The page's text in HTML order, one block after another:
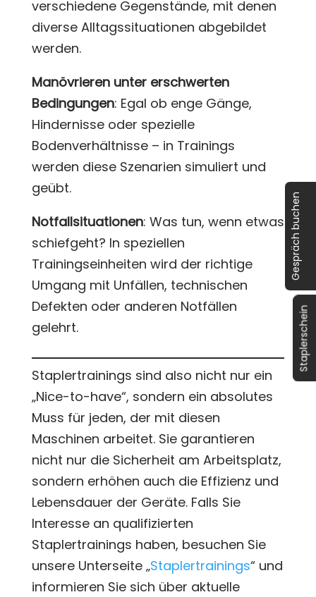
verschiedene Gegenstände, mit denen
diverse Alltagssituationen abgebildet
werden.
Manövrieren unter erschwerten
Bedingungen: Egal ob enge Gänge,
Hindernisse oder spezielle
Bodenverhältnisse – in Trainings
werden diese Szenarien simuliert und
geübt.
Notfallsituationen: Was tun, wenn etwas
schiefgeht? In speziellen
Trainingseinheiten wird der richtige
Umgang mit Unfällen, technischen
Defekten oder anderen Notfällen
gelehrt.
Staplertrainings sind also nicht nur ein
„Nice-to-have“, sondern ein absolutes
Muss für jeden, der mit diesen
Maschinen arbeitet. Sie garantieren
nicht nur die Sicherheit am Arbeitsplatz,
sondern erhöhen auch die Effizienz und
Lebensdauer der Geräte. Falls Sie
Interesse an qualifizierten
Staplertrainings haben, besuchen Sie
unsere Unterseite „Staplertrainings“ und
informieren Sie sich über aktuelle
Gespräch buchen
Staplerschein